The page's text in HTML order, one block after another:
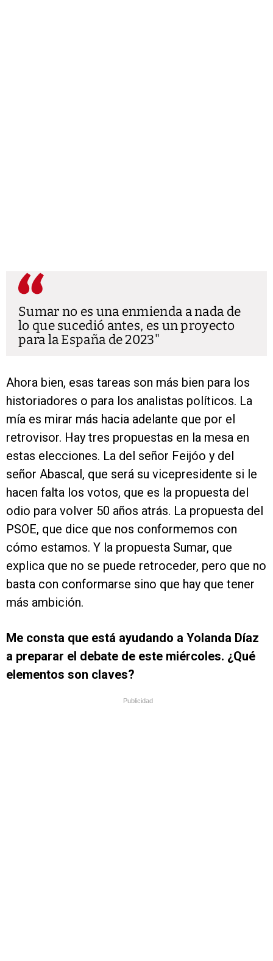
Sumar no es una enmienda a nada de
lo que sucedió antes, es un proyecto
para la España de 2023
Ahora bien, esas tareas son más bien para los
historiadores o para los analistas políticos. La
mía es mirar más hacia adelante que por el
retrovisor. Hay tres propuestas en la mesa en
estas elecciones. La del señor Feijóo y del
señor Abascal, que será su vicepresidente si le
hacen falta los votos, que es la propuesta del
odio para volver 50 años atrás. La propuesta del
PSOE, que dice que nos conformemos con
cómo estamos. Y la propuesta Sumar, que
explica que no se puede retroceder, pero que no
basta con conformarse sino que hay que tener
más ambición.
Me consta que está ayudando a Yolanda Díaz
a preparar el debate de este miércoles. ¿Qué
elementos son claves?
Publicidad